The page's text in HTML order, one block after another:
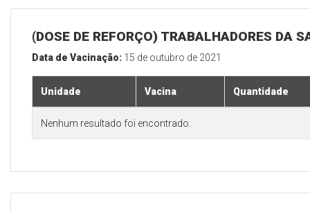
(DOSE DE REFORÇO) TRABALHADORES DA
Data de Vacinação: 15 de outubro de 2021
Unidade Vacina Quantidade
Nenhum resultado foi encontrado.